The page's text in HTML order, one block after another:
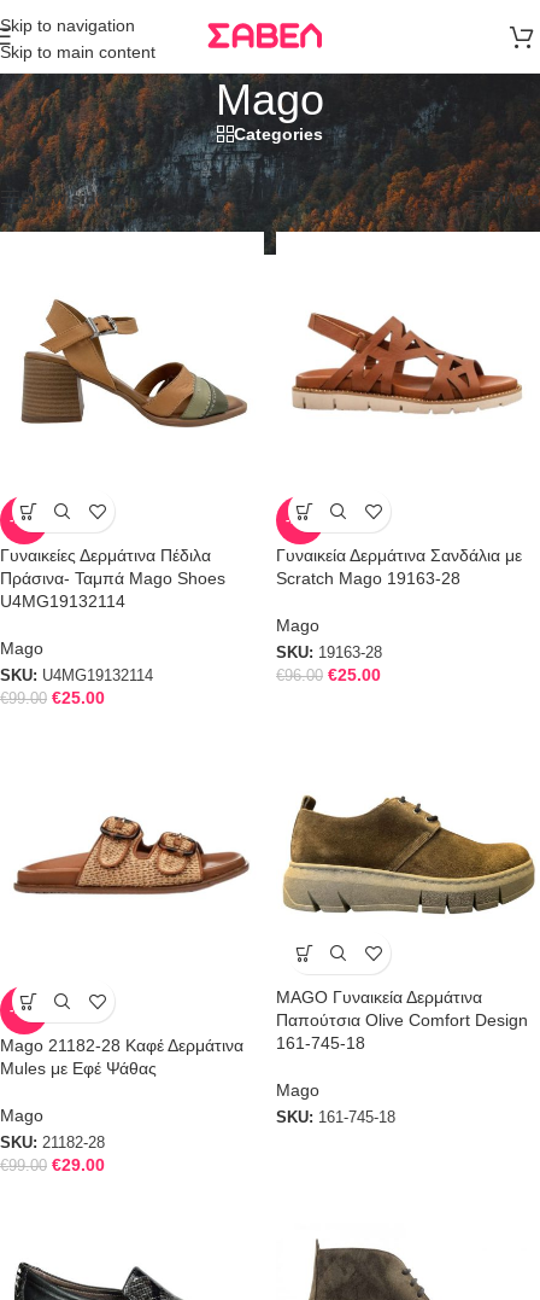
Skip to navigation
Skip to main content
άνω των 80€
Παραγγελία
Mago
Categories
Αρχική σελίδα Mago Προβάλλονται όλα - 9 αποτελέσματα
Show sidebar Filters
-75%
Γυναικείες Δερμάτινα Πέδιλα
Πράσινα- Ταμπά Mago Shoes
U4MG19132114
Mago
SKU: U4MG19132114
€99.00 €25.00
-74%
Γυναικεία Δερμάτινα Σανδάλια με
Scratch Mago 19163-28
Mago
SKU: 19163-28
€96.00 €25.00
-71%
Mago 21182-28 Καφέ Δερμάτινα
Mules με Εφέ Ψάθας
Mago
SKU: 21182-28
€99.00 €29.00
MAGO Γυναικεία Δερμάτινα
Παπούτσια Olive Comfort Design
161-745-18
Mago
SKU: 161-745-18